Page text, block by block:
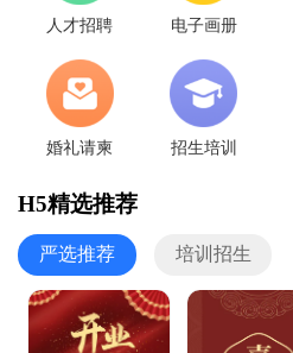
人才招聘 电子画册
婚礼请柬 招生培训
H5精选推荐
严选推荐 培训招生